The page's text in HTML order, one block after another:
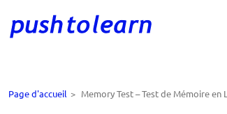
Page d'accueil > Memory Test – Test de Mémoire en